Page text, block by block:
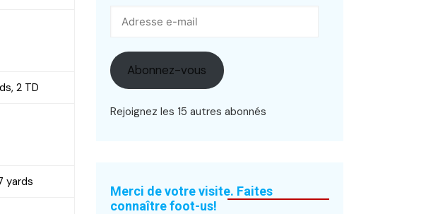
2 TD
yards
Abonnez-vous
Rejoignez les 15 autres abonnés
Merci de votre visite. Faites
connaître foot-us!